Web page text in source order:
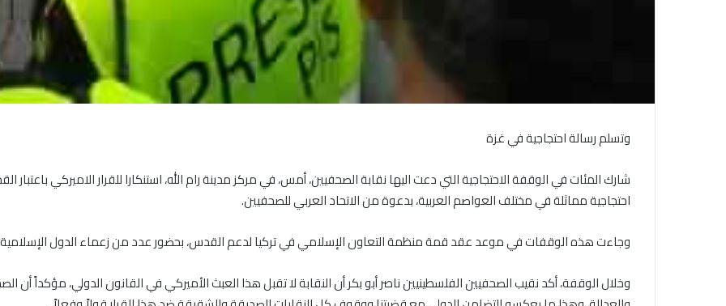
وتسلم رسالة احتجاجية في غزة
شارك المئات في الوقفة الاحتجاجية التي دعت اليها نقابة الصحفيين، أمس، في مركز مدينة رام الله، استنكارا للقرار الاميركي
احتجاجية مماثلة في مختلف العواصم العربية، بدعوة من الاتحاد العربي للصحفيين.
وجاءت هذه الوقفات في موعد عقد قمة منظمة التعاون الإسلامي في تركيا لدعم القدس، بحضور عدد من زعماء الدول
وخلال الوقفة، أكد نقيب الصحفيين الفلسطينيين ناصر أبو بكر أن النقابة لا تقبل هذا العبث الأميركي في القانون الدولي،